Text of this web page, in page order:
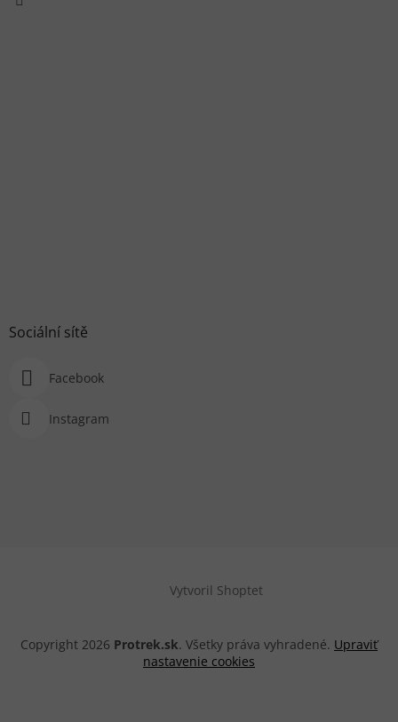
Sociální sítě
Facebook
Instagram
Vytvoril Shoptet
Copyright 2026 Protrek.sk. Všetky práva vyhradené. Upraviť
nastavenie cookies